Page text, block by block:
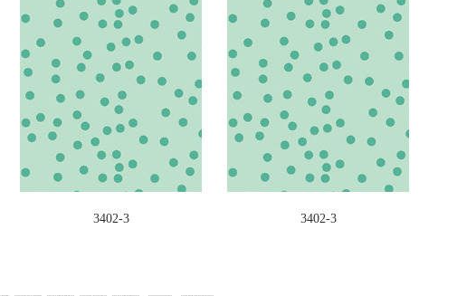
3402-3 3402-3